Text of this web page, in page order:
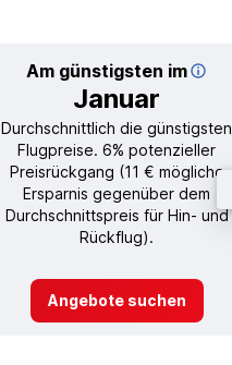
Am günstigsten im
Januar
Durchschnittlich die günstigsten
Flugpreise. 6% potenzieller
Preisrückgang (11 € mögliche
Ersparnis gegenüber dem
Durchschnittspreis für Hin- und
Rückflug).
Angebote suchen